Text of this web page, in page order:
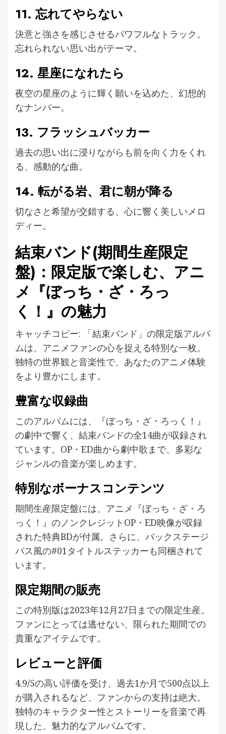
11. 忘れてやらない
決意と強さを感じさせるパワフルなトラック。
忘れられない思い出がテーマ。
12. 星座になれたら
夜空の星座のように輝く願いを込めた、幻想的
なナンバー。
13. フラッシュバッカー
過去の思い出に浸りながらも前を向く力をくれ
る、感動的な曲。
14. 転がる岩、君に朝が降る
切なさと希望が交錯する、心に響く美しいメロ
ディー。
結束バンド(期間生産限定
盤)：限定版で楽しむ、アニ
メ『ぼっち・ざ・ろっ
く！』の魅力
キャッチコピー: 「結束バンド」の限定版アルバ
ムは、アニメファンの心を捉える特別な一枚。
独特の世界観と音楽性で、あなたのアニメ体験
をより豊かにします。
豊富な収録曲
このアルバムには、『ぼっち・ざ・ろっく！』
の劇中で響く、結束バンドの全14曲が収録され
ています。OP・ED曲から劇中歌まで、多彩な
ジャンルの音楽が楽しめます。
特別なボーナスコンテンツ
期間生産限定盤には、アニメ『ぼっち・ざ・ろ
っく！』のノンクレジットOP・ED映像が収録
された特典BDが付属。さらに、バックステージ
パス風の#01タイトルステッカーも同梱されて
います。
限定期間の販売
この特別版は2023年12月27日までの限定生産。
ファンにとっては逃せない、限られた期間での
貴重なアイテムです。
レビューと評価
4.9/5の高い評価を受け、過去1か月で500点以上
が購入されるなど、ファンからの支持は絶大。
独特のキャラクター性とストーリーを音楽で再
現した、魅力的なアルバムです。